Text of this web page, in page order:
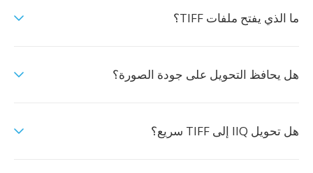
ما الذي يفتح ملفات TIFF؟
هل يحافظ التحويل على جودة الصورة؟
هل تحويل IIQ إلى TIFF سريع؟